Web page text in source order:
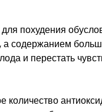
похудения
содержанием
и перестать
количество